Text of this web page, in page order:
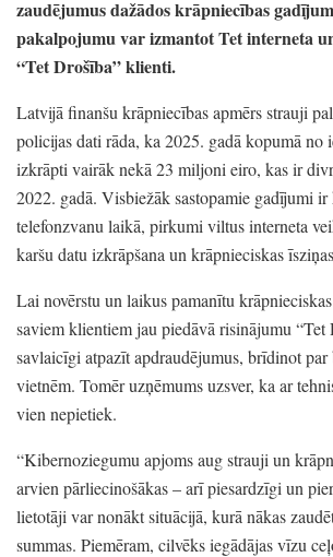
zaudējumus dažādos krāpniecības
pakalpojumu var izmantot Tet interneta
“Tet Drošība”klienti.
Latvijā finanšu krāpniecības apmērs strauji
policijas dati rāda, ka 2025. gadā kopumā no
izkrāpti vairāk nekā 23 miljoni eiro, kas ir
2022. gadā. Visbiežāk sastopamie gadījumi ir
telefonzvanu laikā, pirkumi viltus interneta
karšu datu izkrāpšana un krāpnieciskas
Lai novērstu un laikus pamanītu
saviem klientiem jau piedāvā risinājumu “Tet
savlaicīgi atpazīt apdraudējumus, brīdinot par
vietnēm. Tomēr uzņēmums uzsver, ka ar
vien nepietiek.
“Kibernoziegumu apjoms aug strauji un
arvien pārliecinošākas– arī piesardzīgi un
lietotāji var nonākt situācijā, kurā nākas
summas. Piemēram, cilvēks iegādājas vīzu